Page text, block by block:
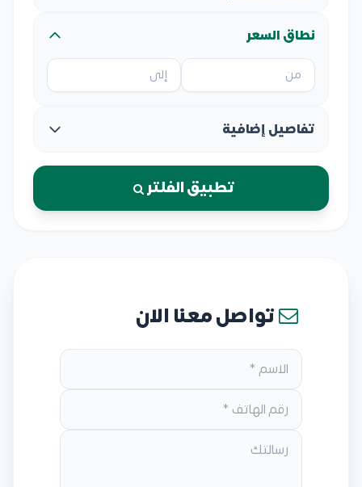
نطاق السعر
تفاصيل إضافية
تطبيق الفلتر
تواصل معنا الان